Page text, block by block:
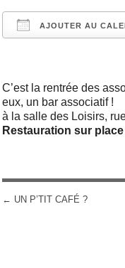
AJOUTER AU
C’est la rentrée des
eux, un bar associatif !
à la salle des Loisirs,
Restauration sur
POST
← UN P’TIT CAFÉ ?